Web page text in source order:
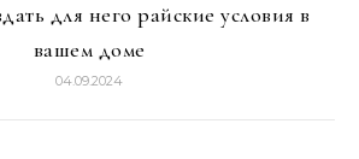
для него райские условия в
вашем доме
04.09.2024